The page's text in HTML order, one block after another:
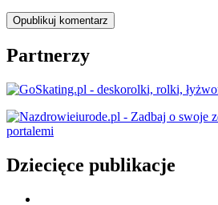
Partnerzy
Dziecięce publikacje